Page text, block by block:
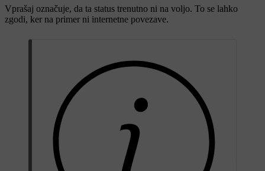
Vprašaj označuje, da ta status trenutno ni na voljo. To se lahko
zgodi, ker na primer ni internetne povezave.